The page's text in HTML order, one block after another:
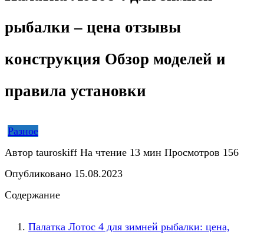
рыбалки – цена отзывы
конструкция Обзор моделей и
правила установки
Разное
Автор tauroskiff На чтение 13 мин Просмотров 156
Опубликовано 15.08.2023
Содержание
Палатка Лотос 4 для зимней рыбалки: цена,